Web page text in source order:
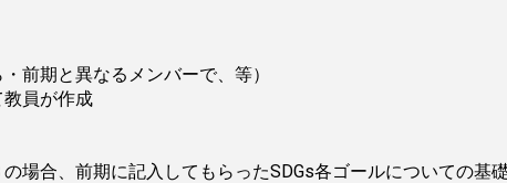
前期と異なるメンバーで、等）
教員が作成
場合、前期に記入してもらったSDGs各ゴールについての基